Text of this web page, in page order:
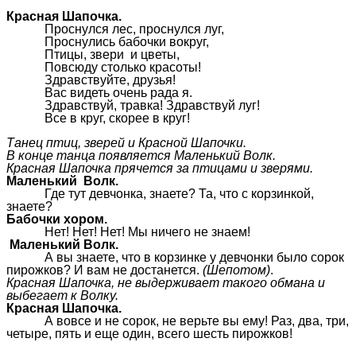
Красная Шапочка.
Проснулся лес, проснулся луг,
Проснулись бабочки вокруг,
Птицы, звери и цветы,
Повсюду столько красоты!
Здравствуйте, друзья!
Вас видеть очень рада я.
Здравствуй, травка! Здравствуй луг!
Все в круг, скорее в круг!
Танец птиц, зверей и Красной Шапочки.
В конце танца появляется Маленький Волк.
Красная Шапочка прячется за птицами и зверями.
Маленький Волк.
Где тут девчонка, знаете? Та, что с корзинкой,
знаете?
Бабочки хором.
Нет! Нет! Нет! Мы ничего не знаем!
Маленький Волк.
А вы знаете, что в корзинке у девчонки было сорок
пирожков? И вам не достанется. (Шепотом).
Красная Шапочка, не выдерживает такого обмана и
выбегает к Волку.
Красная Шапочка.
А вовсе и не сорок, не верьте вы ему! Раз, два, три,
четыре, пять и еще один, всего шесть пирожков!